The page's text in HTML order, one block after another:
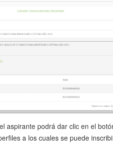
aspirante podrá dar clic en el
a los cuales se puede